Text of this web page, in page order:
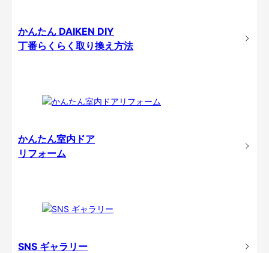
かんたん DAIKEN DIY
丁番らくらく取り換え方法
かんたん室内ドア
リフォーム
SNS ギャラリー